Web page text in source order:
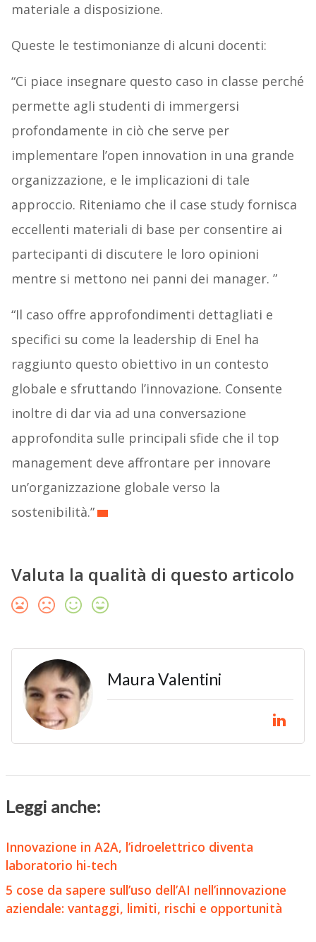
materiale a disposizione.
Queste le testimonianze di alcuni docenti:
“Ci piace insegnare questo caso in classe perché
permette agli studenti di immergersi
profondamente in ciò che serve per
implementare l’open innovation in una grande
organizzazione, e le implicazioni di tale
approccio. Riteniamo che il case study fornisca
eccellenti materiali di base per consentire ai
partecipanti di discutere le loro opinioni
mentre si mettono nei panni dei manager. ”
“Il caso offre approfondimenti dettagliati e
specifici su come la leadership di Enel ha
raggiunto questo obiettivo in un contesto
globale e sfruttando l’innovazione. Consente
inoltre di dar via ad una conversazione
approfondita sulle principali sfide che il top
management deve affrontare per innovare
un’organizzazione globale verso la
sostenibilità.”
Valuta la qualità di questo articolo
Maura Valentini
Leggi anche:
Innovazione in A2A, l’idroelettrico diventa
laboratorio hi-tech
5 cose da sapere sull’uso dell’AI nell’innovazione
aziendale: vantaggi, limiti, rischi e opportunità